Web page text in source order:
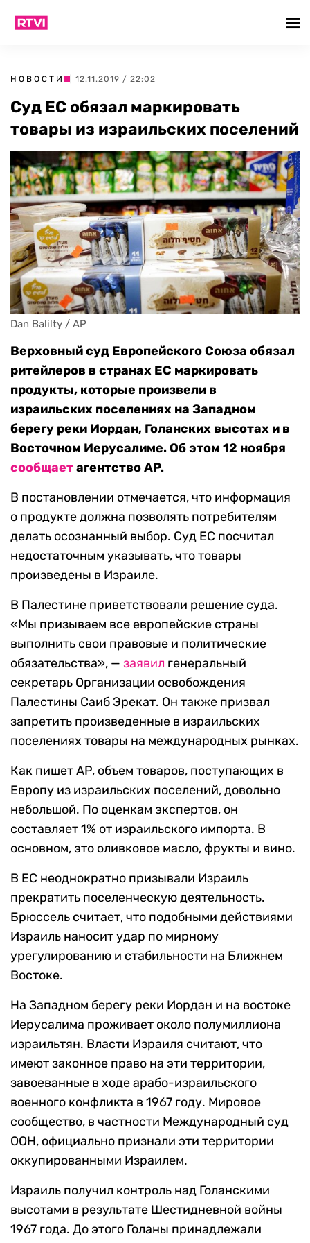
НОВОСТИ | 12.11.2019 / 22:02
Суд ЕС обязал маркировать
товары из израильских поселений
Dan Balilty / AP
Верховный суд Европейского Союза обязал
ритейлеров в странах ЕС маркировать
продукты, которые произвели в
израильских поселениях на Западном
берегу реки Иордан, Голанских высотах и в
Восточном Иерусалиме. Об этом 12 ноября
сообщаетагентство AP.
В постановлении отмечается, что информация
о продукте должна позволять потребителям
делать осознанный выбор. Суд ЕС посчитал
недостаточным указывать, что товары
произведены в Израиле.
В Палестине приветствовали решение суда.
«Мы призываем все европейские страны
выполнить свои правовые и политические
обязательства», — заявил генеральный
секретарь Организации освобождения
Палестины Саиб Эрекат. Он также призвал
запретить произведенные в израильских
поселениях товары на международных рынках.
Как пишет AP, объем товаров, поступающих в
Европу из израильских поселений, довольно
небольшой. По оценкам экспертов, он
составляет 1% от израильского импорта. В
основном, это оливковое масло, фрукты и вино.
В ЕС неоднократно призывали Израиль
прекратить поселенческую деятельность.
Брюссель считает, что подобными действиями
Израиль наносит удар по мирному
урегулированию и стабильности на Ближнем
Востоке.
На Западном берегу реки Иордан и на востоке
Иерусалима проживает около полумиллиона
израильтян. Власти Израиля считают, что
имеют законное право на эти территории,
завоеванные в ходе арабо-израильского
военного конфликта в 1967 году. Мировое
сообщество, в частности Международный суд
ООН, официально признали эти территории
оккупированными Израилем.
Израиль получил контроль над Голанскими
высотами в результате Шестидневной войны
1967 года. До этого Голаны принадлежали